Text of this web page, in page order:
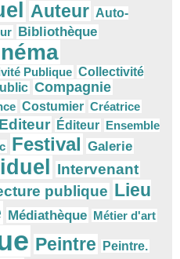
Auteur Auto-
Bibliothèque
Publique Collectivité
Compagnie
Costumier Créatrice
Editeur Éditeur Ensemble
Festival Galerie
Intervenant
publique Lieu
Médiathèque Métier d'art
Peintre Peintre.